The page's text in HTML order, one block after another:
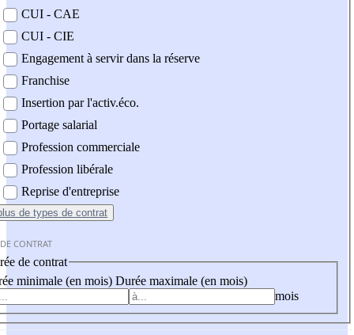
CUI - CAE
CUI - CIE
Engagement à servir dans la réserve
Franchise
Insertion par l'activ.éco.
Portage salarial
Profession commerciale
Profession libérale
Reprise d'entreprise
de types de contrat
CONTRAT
de contrat
minimale (en mois) Durée maximale (en mois)
mois